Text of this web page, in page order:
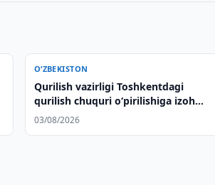
O‘ZBEKISTON
Qurilish vazirligi Toshkentdagi
qurilish chuquri o‘pirilishiga izoh
berdi
03/08/2026